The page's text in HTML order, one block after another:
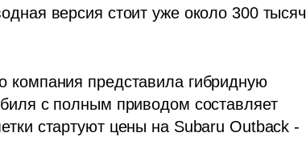
версия стоит уже около 300 тысяч
компания представила гибридную
с полным приводом составляет
стартуют цены на Subaru Outback -